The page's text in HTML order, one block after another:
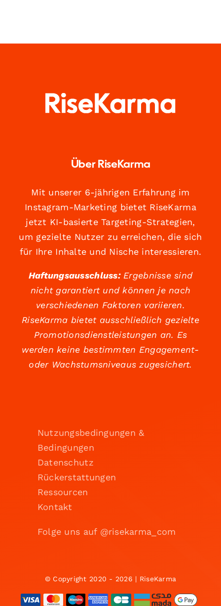
Über RiseKarma
Mit unserer 6-jährigen Erfahrung im
Instagram-Marketing bietet RiseKarma
jetzt KI-basierte Targeting-Strategien,
um gezielte Nutzer zu erreichen, die sich
für Ihre Inhalte und Nische interessieren.
Haftungsausschluss:Ergebnisse sind
nicht garantiert und können je nach
verschiedenen Faktoren variieren.
RiseKarma bietet ausschließlich gezielte
Promotionsdienstleistungen an. Es
werden keine bestimmten Engagement-
oder Wachstumsniveaus zugesichert.
Nutzungsbedingungen &
Bedingungen
Datenschutz
Rückerstattungen
Ressourcen
Kontakt
Folge uns auf @risekarma_com
© Copyright 2020 - 2026 | RiseKarma